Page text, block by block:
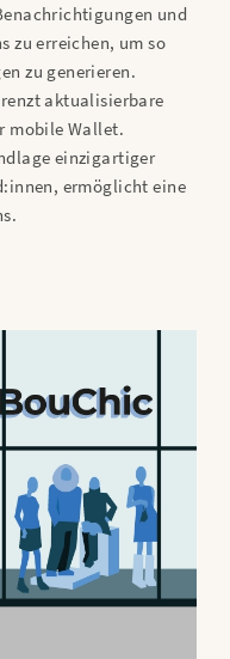
und
zu erreichen, um so
zu generieren.
aktualisierbare
mobile Wallet.
einzigartiger
ermöglicht eine